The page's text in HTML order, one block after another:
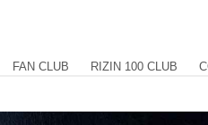
FAN CLUB RIZIN 100 CLUB